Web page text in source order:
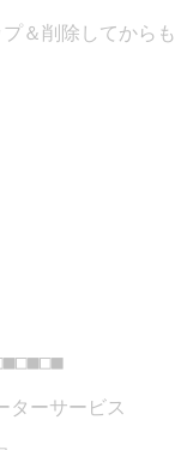
＆削除してから
ターサービス